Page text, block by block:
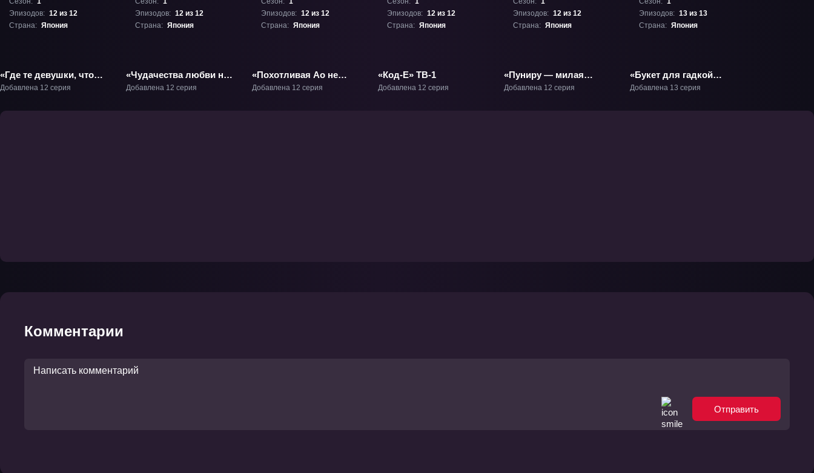
Эпизодов: 12 из 12
Страна: Япония
«Где те девушки, что
были бы добры к
Добавлена 12 серия
Эпизодов: 12 из 12
Страна: Япония
«Чудачества любви не
помеха!» ТВ-1
Добавлена 12 серия
Эпизодов: 12 из 12
Страна: Япония
«Похотливая Ао не
может учиться» ТВ-1
Добавлена 12 серия
Эпизодов: 12 из 12
Страна: Япония
«Код-Е» ТВ-1
Добавлена 12 серия
Эпизодов: 12 из 12
Страна: Япония
«Пуниру — милая
слизь» ТВ-1
Добавлена 12 серия
Эпизодов: 13 из 13
Страна: Япония
«Букет для гадкой
девочки» ТВ-1
Добавлена 13 серия
Комментарии
Отправить